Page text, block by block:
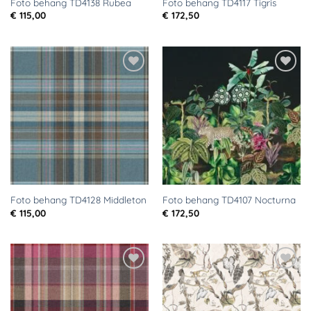
Foto behang TD4138 Rubea
€ 115,00
Foto behang TD4117 Tigris
€ 172,50
Toevoegen
aan
verlanglijst
Foto behang TD4128 Middleton
€ 115,00
Toevoegen
aan
verlanglijst
Foto behang TD4107 Nocturna
€ 172,50
aan
verlanglijst
Toevoegen
aan
verlanglijst